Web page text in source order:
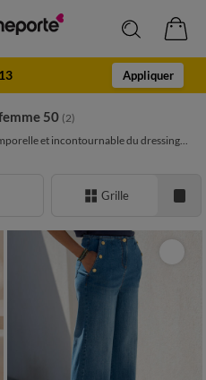
Appliquer
50 (2)
et incontournable du dressing...
Grille